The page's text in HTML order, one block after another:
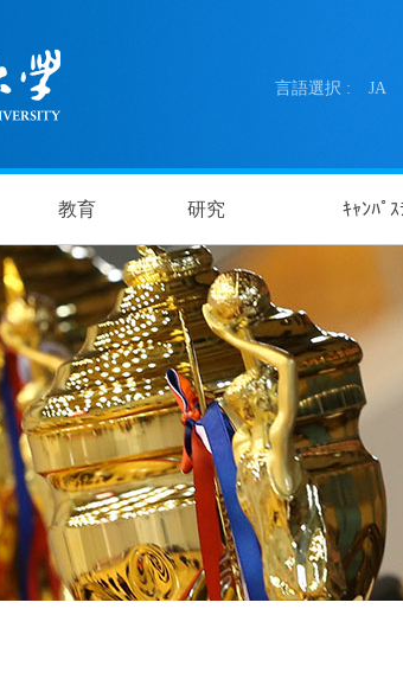
言語選択 : JA
教育 研究 ｷｬﾝﾊﾟｽ